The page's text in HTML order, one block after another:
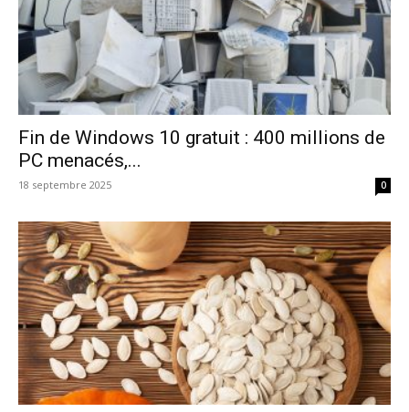
Fin de Windows 10 gratuit : 400 millions de
PC menacés,...
18 septembre 2025 0